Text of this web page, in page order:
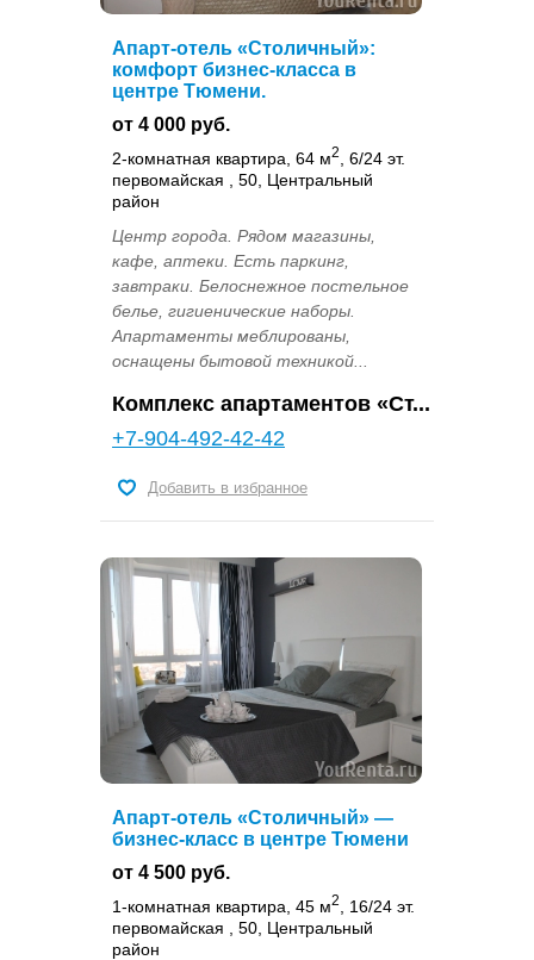
Апарт-отель «Столичный»:
комфорт бизнес-класса в
центре Тюмени.
от 4 000 руб.
2-комнатная квартира, 64 м2
, 6/24 эт.
первомайская , 50, Центральный
район
Центр города. Рядом магазины,
кафе, аптеки. Есть паркинг,
завтраки. Белоснежное постельное
белье, гигиенические наборы.
Апартаменты меблированы,
оснащены бытовой техникой...
Комплекс апартаментов «Ст...
+7-904-492-42-42
Добавить в избранное
Апарт-отель «Столичный» —
бизнес-класс в центре Тюмени
от 4 500 руб.
1-комнатная квартира, 45 м2
, 16/24 эт.
первомайская , 50, Центральный
район